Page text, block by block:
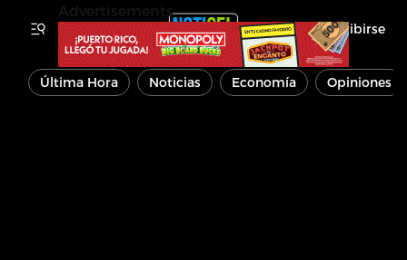
Inscribirse
Última Hora Noticias Economía Opiniones
Advertisements